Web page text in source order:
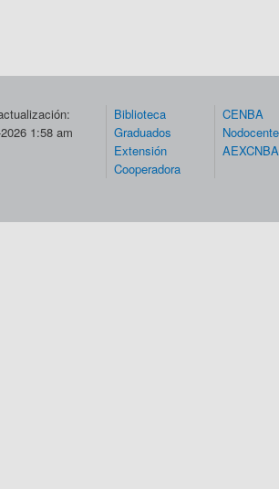
1:58 am
Biblioteca
Graduados
Extensión
Cooperadora
CENBA
AEXCNBA